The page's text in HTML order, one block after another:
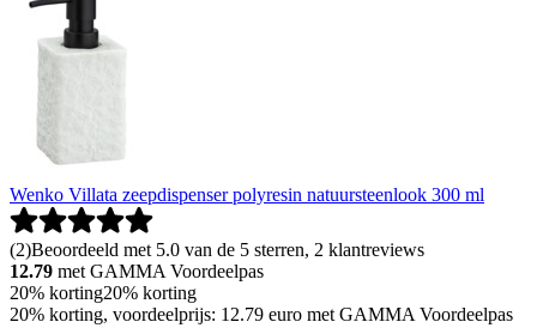
Wenko Villata zeepdispenser polyresin natuursteenlook 300 ml
(2)Beoordeeld met 5.0 van de 5 sterren, 2 klantreviews
12.79 met GAMMA Voordeelpas
20% korting20% korting
20% korting, voordeelprijs: 12.79 euro met GAMMA Voordeelpas